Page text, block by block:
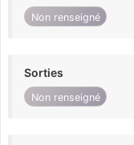
Non renseigné
Sorties
Non renseigné